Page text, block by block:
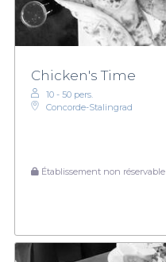
Chicken's Time
10 - 50 pers.
Concorde-Stalingrad
Établissement non réservable